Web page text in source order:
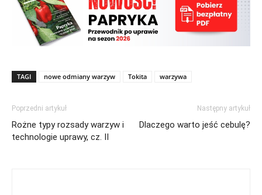
TAGI nowe odmiany warzyw Tokita warzywa
Poprzedni artykuł
Rożne typy rozsady warzyw i
technologie uprawy, cz. II
Następny artykuł
Dlaczego warto jeść cebulę?